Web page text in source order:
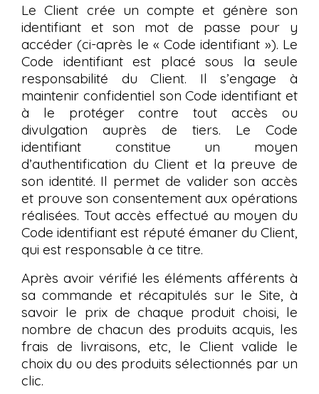
Le Client crée un compte et génère son
identifiant et son mot de passe pour y
accéder (ci-après le « Code identifiant »). Le
Code identifiant est placé sous la seule
responsabilité du Client. Il s’engage à
maintenir confidentiel son Code identifiant et
à le protéger contre tout accès ou
divulgation auprès de tiers. Le Code
identifiant constitue un moyen
d’authentification du Client et la preuve de
son identité. Il permet de valider son accès
et prouve son consentement aux opérations
réalisées. Tout accès effectué au moyen du
Code identifiant est réputé émaner du Client,
qui est responsable à ce titre.
Après avoir vérifié les éléments afférents à
sa commande et récapitulés sur le Site, à
savoir le prix de chaque produit choisi, le
nombre de chacun des produits acquis, les
frais de livraisons, etc, le Client valide le
choix du ou des produits sélectionnés par un
clic.